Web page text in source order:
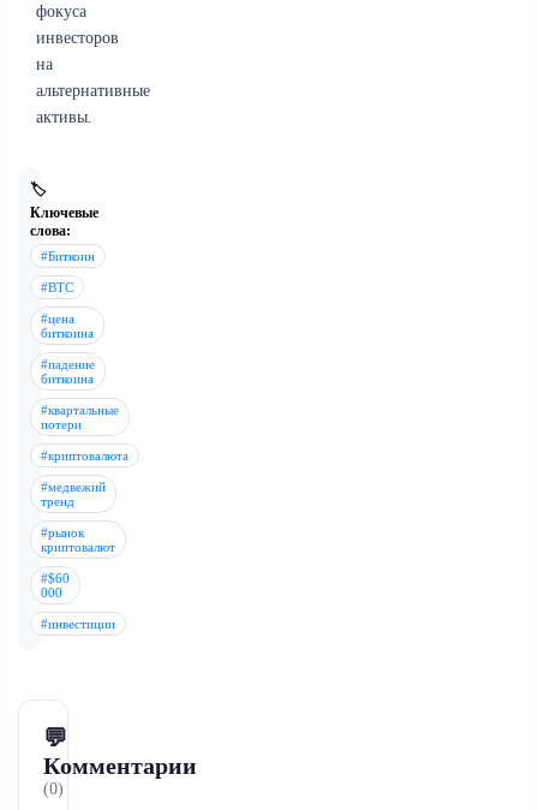
фокуса
инвесторов
на
альтернативные
активы.
🏷️
Ключевые
слова:
#Биткоин
#BTC
#цена
биткоина
#падение
биткоина
#квартальные
потери
#криптовалюта
#медвежий
тренд
#рынок
криптовалют
#$60
000
#инвестиции
💬
Комментарии
(0)